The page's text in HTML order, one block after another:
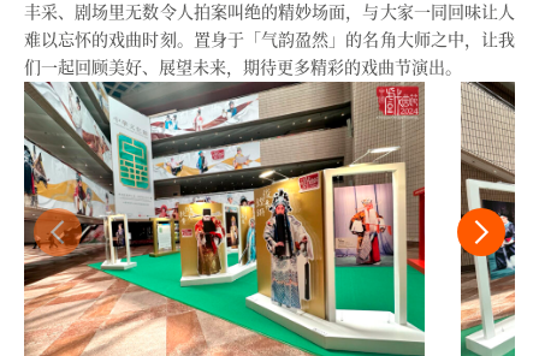
丰采、剧场里无数令人拍案叫绝的精妙场面，与大家一同回味让人
难以忘怀的戏曲时刻。置身于「气韵盈然」的名角大师之中，让我
们一起回顾美好、展望未来，期待更多精彩的戏曲节演出。